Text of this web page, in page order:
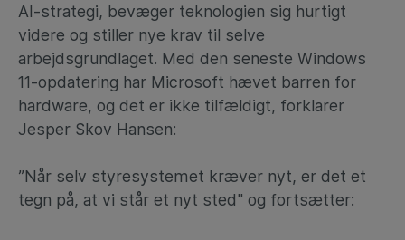
AI-strategi, bevæger teknologien sig hurtigt
videre og stiller nye krav til selve
arbejdsgrundlaget. Med den seneste Windows
11-opdatering har Microsoft hævet barren for
hardware, og det er ikke tilfældigt, forklarer
Jesper Skov Hansen:
”Når selv styresystemet kræver nyt, er det et
tegn på, at vi står et nyt sted" og fortsætter: